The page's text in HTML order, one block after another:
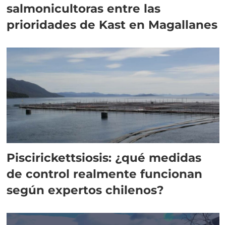
salmonicultoras entre las
prioridades de Kast en Magallanes
Piscirickettsiosis: ¿qué medidas
de control realmente funcionan
según expertos chilenos?